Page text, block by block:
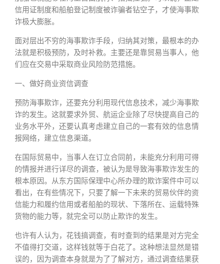
信用证制度和船舶登记制度被诈骗者钻空子，才使海事欺
诈极大膨胀。
面对层出不穷的海事欺诈手段，归纳其对策，最根本的办
法就是积极预防，及时补救。主要还是靠贸易当事人，他
们应在交易中采取商业风险防范措施。
一、做好商业资信调查
预防海事欺诈，还要充分利用现代信息技术，减少海事欺
诈的发生。这就要求外贸、航运企业除了尽快提高自己的
业务水平外，还要认真考虑建立自己的一套有效的信息情
报网络，建立信息渠道。
在国际贸易中，当事人在订立合同前，未能充分利用可得
的情报并进行详尽的调查，被认为是导致海事欺诈发生的
根本原因。从东方国际保理中心所办理的欺诈案件中可以
看出，在有些情况下，只要了解一下未来的贸易伙伴的资
信能力和履约信用或者船舶的现状、下落所在、运载特殊
货物的能力等，就完全可以防止欺诈的发生。
也许有人认为，花钱搞调查，有时查到的结果是对方完全
不值得打交道，这样钱就等于白花了。这种想法显然是错
误的，因为调查本身就是为了了解对方，通过调查结果获